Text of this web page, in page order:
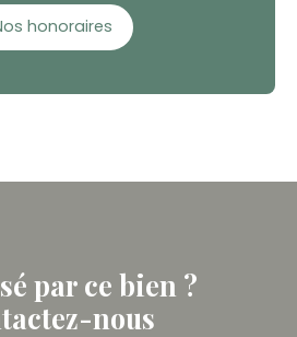
honoraires
par ce bien ?
nous